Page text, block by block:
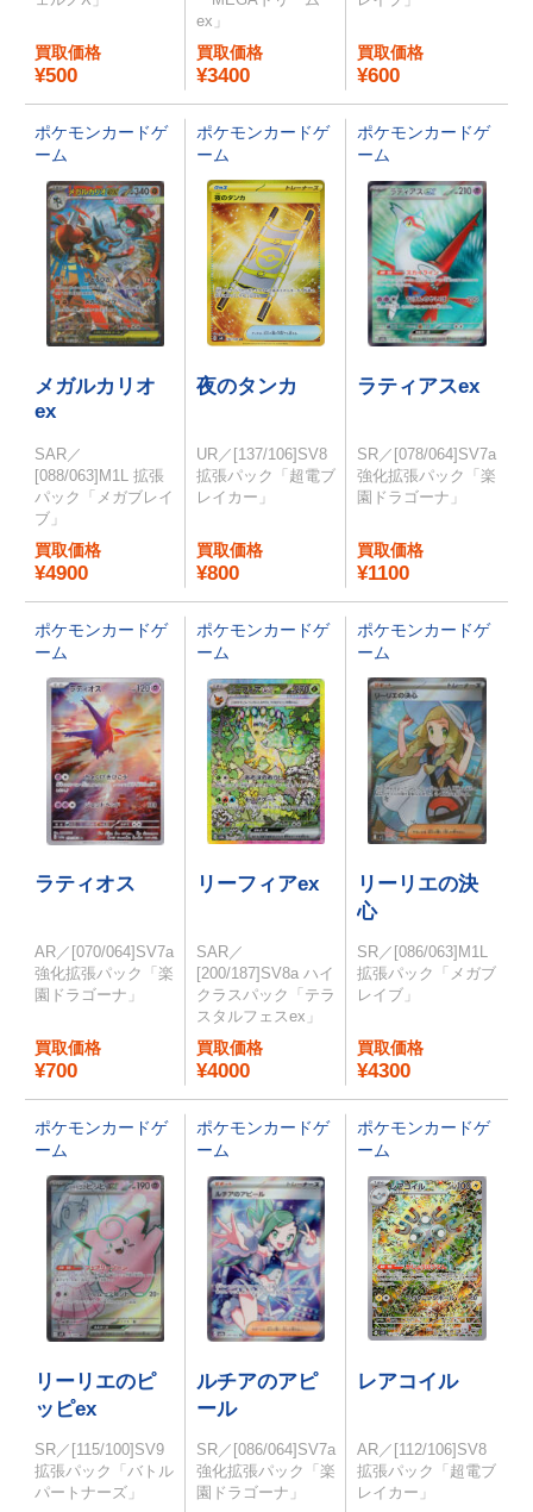
買取価格
¥500
ex」
買取価格
¥3400
買取価格
¥600
ポケモンカードゲ
ーム
メガルカリオ
ex
SAR／
[088/063]M1L 拡張
パック「メガブレイ
ブ」
買取価格
¥4900
ポケモンカードゲ
ーム
夜のタンカ
UR／[137/106]SV8
拡張パック「超電ブ
レイカー」
買取価格
¥800
ポケモンカードゲ
ーム
ラティアスex
SR／[078/064]SV7a
強化拡張パック「楽
園ドラゴーナ」
買取価格
¥1100
ポケモンカードゲ
ーム
ラティオス
AR／[070/064]SV7a
強化拡張パック「楽
園ドラゴーナ」
買取価格
¥700
ポケモンカードゲ
ーム
リーフィアex
SAR／
[200/187]SV8a ハイ
クラスパック「テラ
スタルフェスex」
買取価格
¥4000
ポケモンカードゲ
ーム
リーリエの決
心
SR／[086/063]M1L
拡張パック「メガブ
レイブ」
買取価格
¥4300
ポケモンカードゲ
ーム
リーリエのピ
ッピex
SR／[115/100]SV9
拡張パック「バトル
パートナーズ」
ポケモンカードゲ
ーム
ルチアのアピ
ール
SR／[086/064]SV7a
強化拡張パック「楽
園ドラゴーナ」
ポケモンカードゲ
ーム
レアコイル
AR／[112/106]SV8
拡張パック「超電ブ
レイカー」